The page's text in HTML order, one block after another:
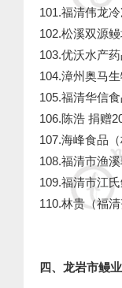
101.福清伟龙
102.松溪双源
103.优沃水产
104.漳州奥马
105.福清华信
106.陈浩 捐赠
107.海峰食品
108.福清市渔
109.福清市江
110.林贵（福
四、龙岩市鳗